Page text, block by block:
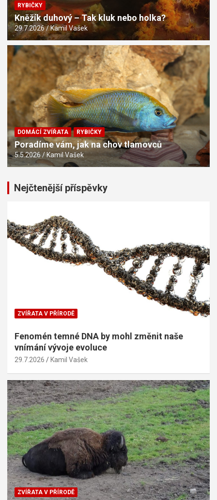
RYBIČKY
Kněžík duhový – Tak kluk nebo holka?
29.7.2026 Kamil Vašek
DOMÁCÍ ZVÍŘATA RYBIČKY
Poradíme vám, jak na chov tlamovců
5.5.2026 Kamil Vašek
Nejčtenější příspěvky
ZVÍŘATA V PŘÍRODĚ
Fenomén temné DNA by mohl změnit naše
vnímání vývoje evoluce
29.7.2026 Kamil Vašek
ZVÍŘATA V PŘÍRODĚ